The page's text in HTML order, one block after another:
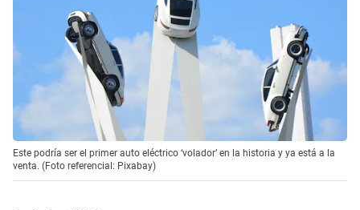
Este podría ser el primer auto eléctrico ‘volador’ en la historia y ya está a la
venta. (Foto referencial: Pixabay)